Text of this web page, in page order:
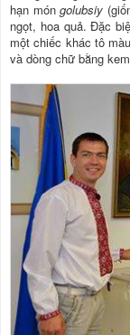
hạn móngolubsiy
ngọt, hoa quả. Đặc
một chiếc khác tô
và dòng chữ bằng